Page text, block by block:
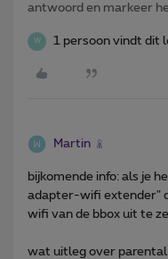
antwoord en markeer
W 1 persoon vindt dit
Martin
bijkomende info: als je
adapter-wifi extender"
wifi van de bbox uit te
wat uitleg over parental